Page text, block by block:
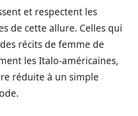
et respectent les
de cette allure. Celles qui
récits de femme de
les Italo-américaines,
réduite à un simple